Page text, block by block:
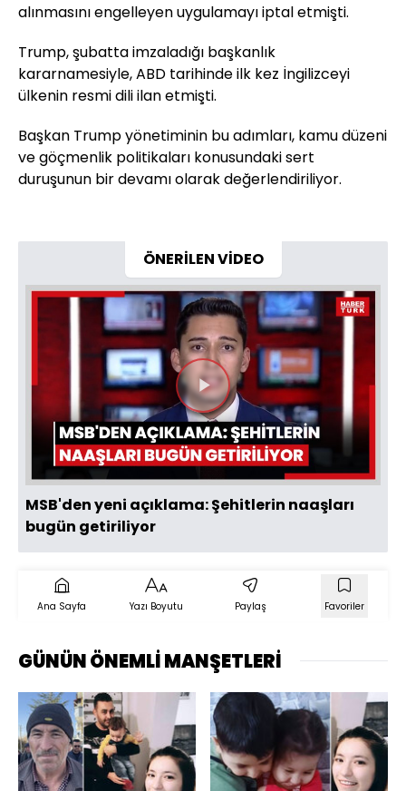
alınmasını engelleyen uygulamayı iptal etmişti.
Trump, şubatta imzaladığı başkanlık
kararnamesiyle, ABD tarihinde ilk kez İngilizceyi
ülkenin resmi dili ilan etmişti.
Başkan Trump yönetiminin bu adımları, kamu düzeni
ve göçmenlik politikaları konusundaki sert
duruşunun bir devamı olarak değerlendiriliyor.
ÖNERİLEN VİDEO
Videoyu
Oynat
MSB'den yeni açıklama: Şehitlerin naaşları
bugün getiriliyor
Ana Sayfa Yazı Boyutu Paylaş Favoriler
GÜNÜN ÖNEMLİ MANŞETLERİ